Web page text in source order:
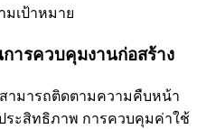
มเป้าหมาย
ารควบคุมงานก่อสร้าง
ามารถติดตามความคืบหน้า
ระสิทธิภาพ การควบคุมค่าใช้